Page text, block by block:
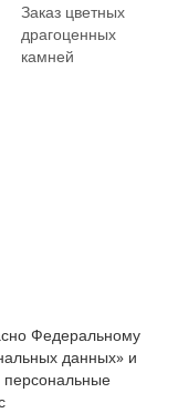
Заказ цветных
драгоценных
камней
Федеральному
данных» и
персональные